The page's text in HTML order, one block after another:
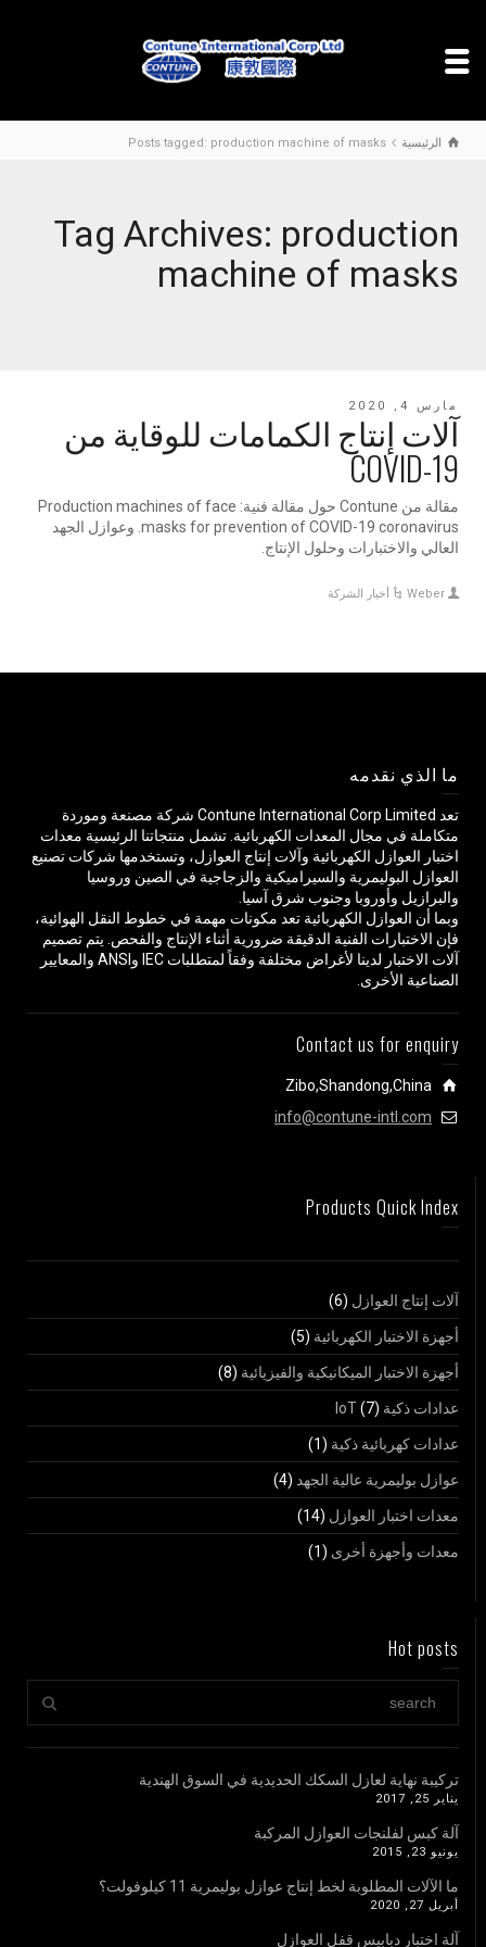
الرئيسية Posts tagged: production machine of masks
Tag Archives: production
machine of masks
مارس 4, 2020
آلات إنتاج الكمامات للوقاية من
COVID-19
مقالة من Contune حول مقالة فنية: Production machines of face
masks for prevention of COVID-19 coronavirus. وعوازل الجهد
العالي والاختبارات وحلول الإنتاج.
Weber أخبار الشركة
ما الذي نقدمه
تعد Contune International Corp Limited شركة مصنعة وموردة
متكاملة في مجال المعدات الكهربائية. تشمل منتجاتنا الرئيسية معدات
اختبار العوازل الكهربائية وآلات إنتاج العوازل، وتستخدمها شركات تصنيع
العوازل البوليمرية والسيراميكية والزجاجية في الصين وروسيا
والبرازيل وأوروبا وجنوب شرق آسيا.
وبما أن العوازل الكهربائية تعد مكونات مهمة في خطوط النقل الهوائية،
فإن الاختبارات الفنية الدقيقة ضرورية أثناء الإنتاج والفحص. يتم تصميم
آلات الاختبار لدينا لأغراض مختلفة وفقاً لمتطلبات IEC وANSI والمعايير
الصناعية الأخرى.
Contact us for enquiry
Zibo,Shandong,China
info@contune-intl.com
Products Quick Index
آلات إنتاج العوازل (6)
أجهزة الاختبار الكهربائية (5)
أجهزة الاختبار الميكانيكية والفيزيائية (8)
عدادات ذكية IoT (7)
عدادات كهربائية ذكية (1)
عوازل بوليمرية عالية الجهد (4)
معدات اختبار العوازل (14)
معدات وأجهزة أخرى (1)
Hot posts
تركيبة نهاية لعازل السكك الحديدية في السوق الهندية
يناير 25, 2017
آلة كبس لفلنجات العوازل المركبة
يونيو 23, 2015
ما الآلات المطلوبة لخط إنتاج عوازل بوليمرية 11 كيلوفولت؟
أبريل 27, 2020
آلة اختبار دبابيس قفل العوازل